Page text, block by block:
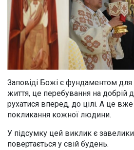
Заповіді Божі є фундаментом для
життя, це перебування на добрій
рухатися вперед, до цілі. А це
покликання кожної людини.
У підсумку цей виклик є
повертається у свій будень.